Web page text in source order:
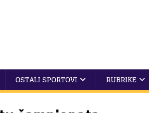
OSTALI SPORTOVI RUBRIKE